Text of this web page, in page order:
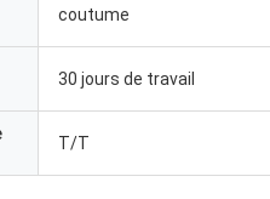
coutume
30 jours de travail
T/T